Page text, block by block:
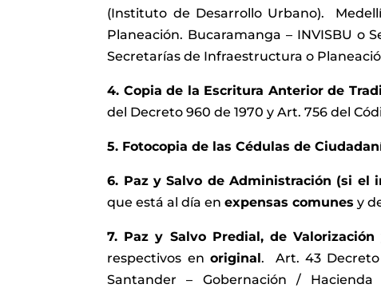
(Instituto de Desarrollo Urbano).
Planeación. Bucaramanga – INVISBU o
Secretarías de Infraestructura o
4. Copia de la Escritura Anterior de
del Decreto 960 de 1970 y Art. 756 del
5. Fotocopia de las Cédulas de
6. Paz y Salvo de Administración (si el
que está al día enexpensas comunes y
7. Paz y Salvo Predial, de
respectivos en original. Art. 43 Decreto
Santander – Gobernación /